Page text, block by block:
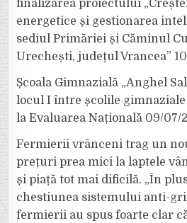
finalizarea proiectului
energetice și gestionarea
sediul Primăriei și Căminul
Urechești, județul Vrancea”
Școala Gimnazială „Anghel
locul I între școlile
la Evaluarea Națională 09/07/
Fermierii vrânceni trag un
prețuri prea mici la laptele
și piață tot mai dificilă. „În
chestiunea sistemului anti-
fermierii au spus foarte clar